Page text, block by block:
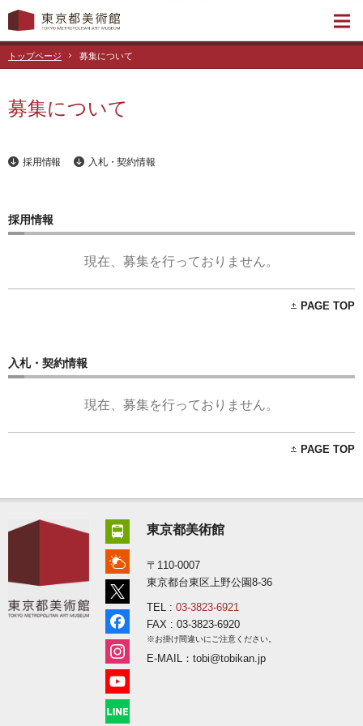
トップページ 募集について
募集について
採用情報 入札・契約情報
採用情報
現在、募集を行っておりません。
PAGE TOP
入札・契約情報
現在、募集を行っておりません。
PAGE TOP
東京都美術館
〒110-0007
東京都台東区上野公園8-36
TEL : 03-3823-6921
FAX : 03-3823-6920
※お掛け間違いにご注意ください。
E-MAIL：tobi@tobikan.jp